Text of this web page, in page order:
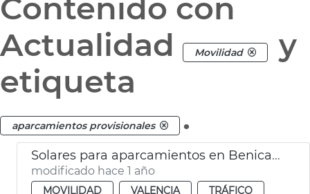
Contenido con
Actualidad
Movilidad
y
etiqueta
aparcamientos provisionales .
Solares para aparcamientos en Benicalap, Benimàmet, Soternes
modificado hace 1 año
MOVILIDAD VALENCIA
TRÁFICO